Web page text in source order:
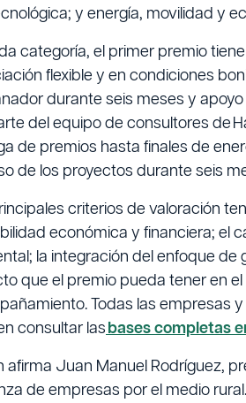
y energía, movilidad y
categoría, el primer premio
flexible y en condiciones
durante seis meses y
del equipo de consultores de
de premios hasta finales de
de los proyectos durante seis
criterios de valoración
económica y financiera; el
la integración del enfoque de
que el premio pueda tener en
Todas las empresas
consultar las bases completas
afirma Juan Manuel Rodríguez,
de empresas por el medio rural.